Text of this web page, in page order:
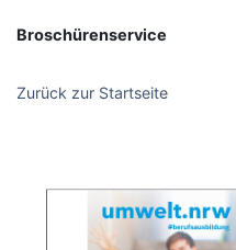
Broschürenservice
Zurück zur Startseite